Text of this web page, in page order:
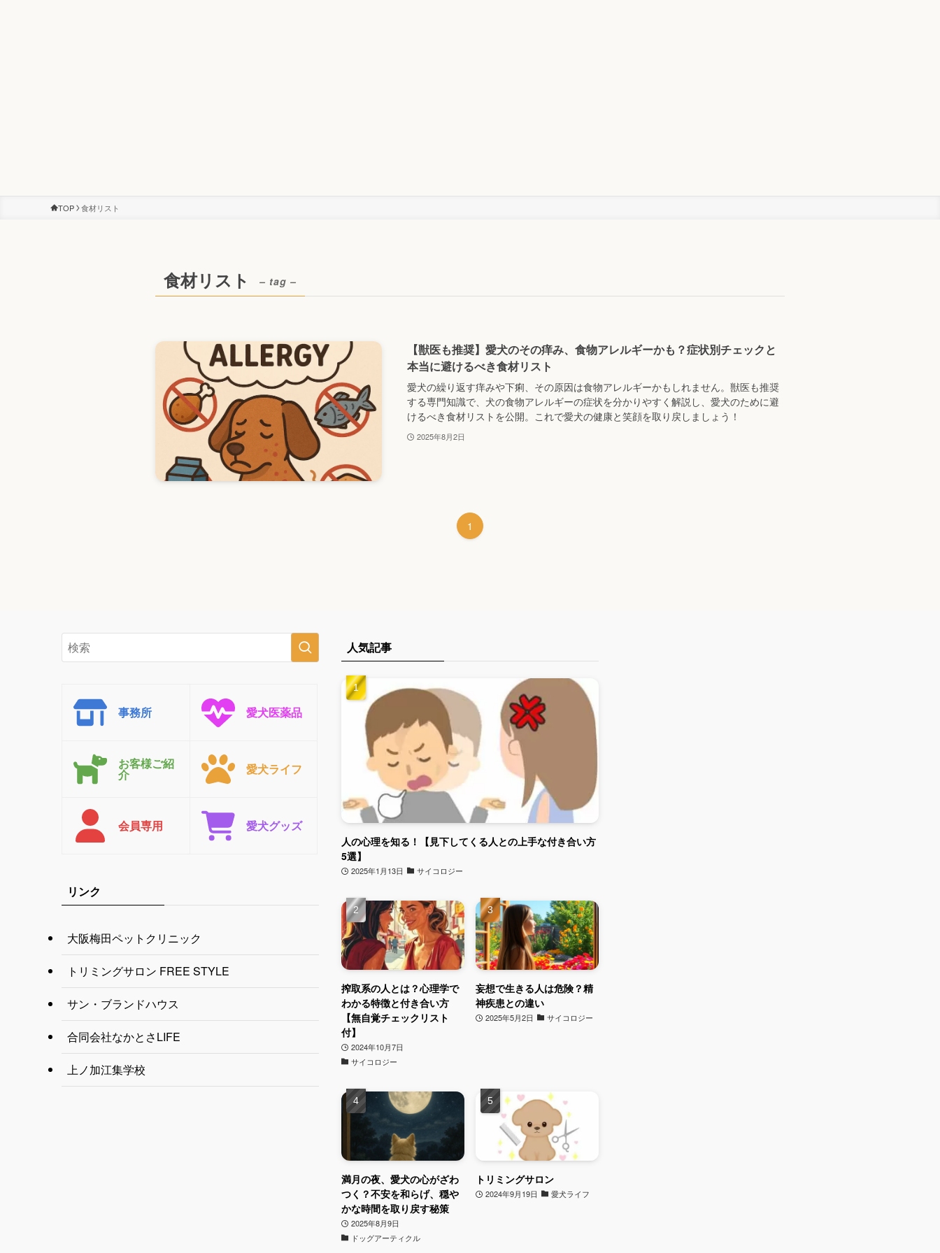
TOP 食材リスト
食材リスト – tag –
【獣医も推奨】愛犬のその痒み、食物アレルギーかも？症状別チェックと
本当に避けるべき食材リスト
愛犬の繰り返す痒みや下痢、その原因は食物アレルギーかもしれません。獣医も推奨
する専門知識で、犬の食物アレルギーの症状を分かりやすく解説し、愛犬のために避
けるべき食材リストを公開。これで愛犬の健康と笑顔を取り戻しましょう！
2025年8月2日
1
事務所 愛犬医薬品
お客様ご紹
介 愛犬ライフ
会員専用 愛犬グッズ
リンク
大阪梅田ペットクリニック
トリミングサロン FREE STYLE
サン・ブランドハウス
合同会社なかとさLIFE
上ノ加江集学校
人気記事
人の心理を知る！【見下してくる人との上手な付き合い方
5選】
2025年1月13日 サイコロジー
搾取系の人とは？心理学で
わかる特徴と付き合い方
【無自覚チェックリスト
付】
2024年10月7日
サイコロジー
妄想で生きる人は危険？精
神疾患との違い
2025年5月2日 サイコロジー
満月の夜、愛犬の心がざわ
つく？不安を和らげ、穏や
かな時間を取り戻す秘策
2025年8月9日
ドッグアーティクル
トリミングサロン
2024年9月19日 愛犬ライフ